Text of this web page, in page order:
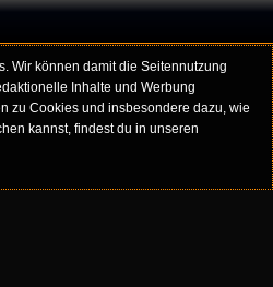
Wir können damit die Seitennutzung
Inhalte und Werbung
zu Cookies und insbesondere dazu, wie
kannst, findest du in unseren